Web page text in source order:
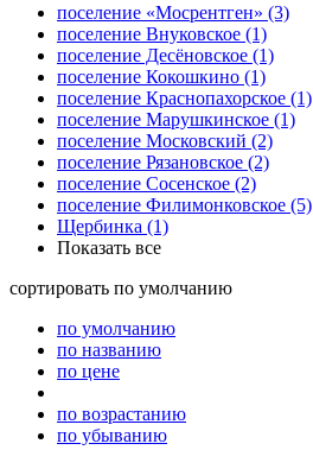
поселение «Мосрентген» (3)
поселение Внуковское (1)
поселение Десёновское (1)
поселение Кокошкино (1)
поселение Краснопахорское (1)
поселение Марушкинское (1)
поселение Московский (2)
поселение Рязановское (2)
поселение Сосенское (2)
поселение Филимонковское (5)
Щербинка (1)
Показать все
сортировать по умолчанию
по умолчанию
по названию
по цене
по возрастанию
по убыванию